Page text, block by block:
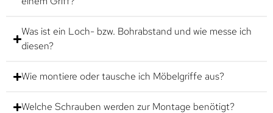
Was ist ein Loch- bzw. Bohrabstand und wie messe ich
diesen?
Wie montiere oder tausche ich Möbelgriffe aus?
Welche Schrauben werden zur Montage benötigt?